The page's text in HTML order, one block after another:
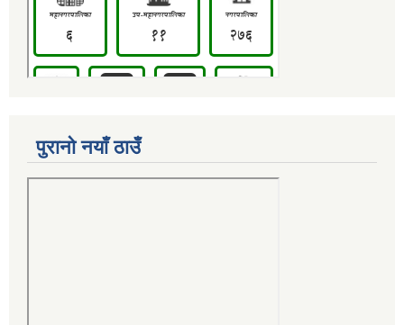
पुरानो नयाँ ठाउँ